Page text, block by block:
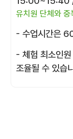
유치원 단체와
- 수업시간은
- 체험 최소인원
조율될 수 있습